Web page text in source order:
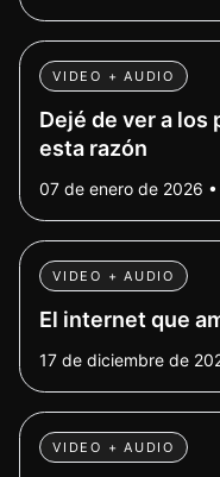
VIDEO + AUDIO
Dejé de ver a los
esta razón
07 de enero de 2026
VIDEO + AUDIO
El internet que
17 de diciembre de
VIDEO + AUDIO